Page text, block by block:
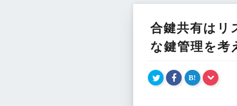
合鍵共有はリ
な鍵管理を考
B!